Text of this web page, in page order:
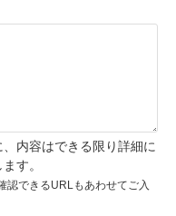
内容はできる限り詳細に
す。
認できるURLもあわせてご入